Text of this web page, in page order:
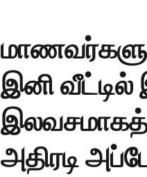
இனி வீட்டில்
இலவசமாகத்
அதிரடி